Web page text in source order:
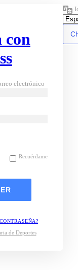
con
electrónico
Recuérdame
de Deportes